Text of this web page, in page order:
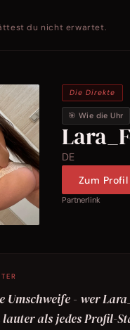
du nicht erwartet.
Die Direkte
🎯 Wie die Uhr
DE
Zum Profil
Partnerlink
Umschweife - wer
lauter als jedes Profil-